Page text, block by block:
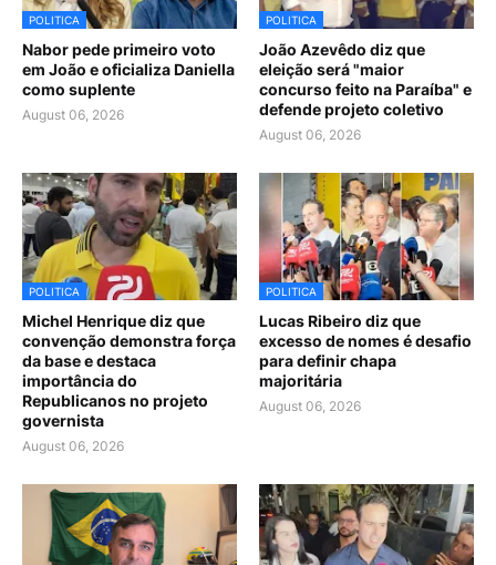
POLITICA
Nabor pede primeiro voto
em João e oficializa Daniella
como suplente
August 06, 2026
POLITICA
João Azevêdo diz que
eleição será "maior
concurso feito na Paraíba" e
defende projeto coletivo
August 06, 2026
POLITICA
Michel Henrique diz que
convenção demonstra força
da base e destaca
importância do
Republicanos no projeto
governista
August 06, 2026
POLITICA
Lucas Ribeiro diz que
excesso de nomes é desafio
para definir chapa
majoritária
August 06, 2026